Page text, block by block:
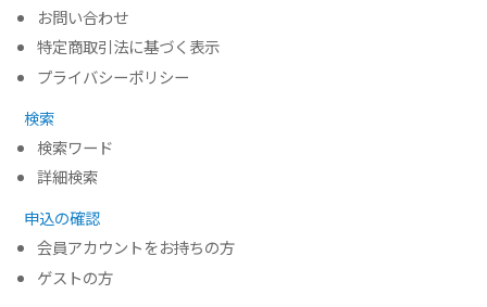
お問い合わせ
特定商取引法に基づく表示
プライバシーポリシー
検索
検索ワード
詳細検索
申込の確認
会員アカウントをお持ちの方
ゲストの方